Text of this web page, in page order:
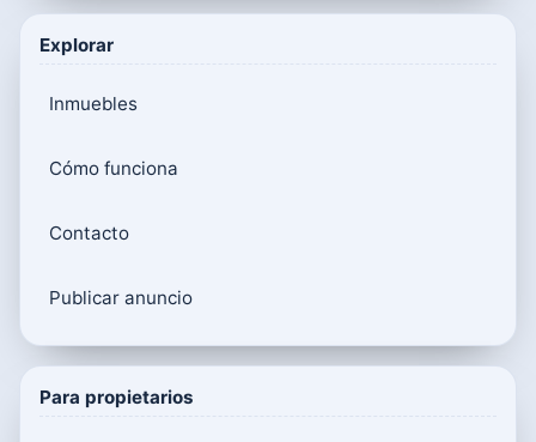
Explorar
Inmuebles
Cómo funciona
Contacto
Publicar anuncio
Para propietarios